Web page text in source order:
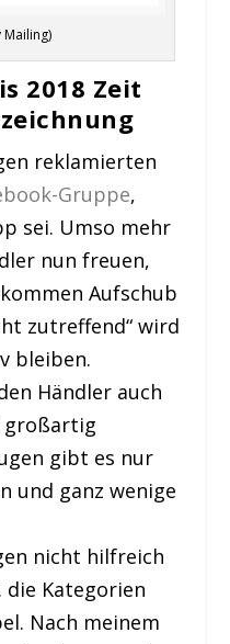
Mailing)
2018 Zeit
reklamierten
Gruppe,
sei. Umso mehr
nun freuen,
Aufschub
zutreffend“ wird
bleiben.
Händler auch
großartig
gibt es nur
und ganz wenige
nicht hilfreich
die Kategorien
Nach meinem